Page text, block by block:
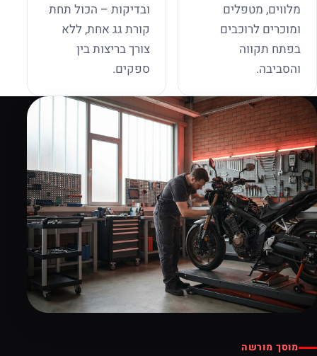
מלווים, מטפלים
ומוכרים לרוכבים
בפתח תקווה
והסביבה.
ובדיקות – הכול תחת
קורת גג אחת, ללא
צורך בריצות בין
ספקים.
מוסך מורשה